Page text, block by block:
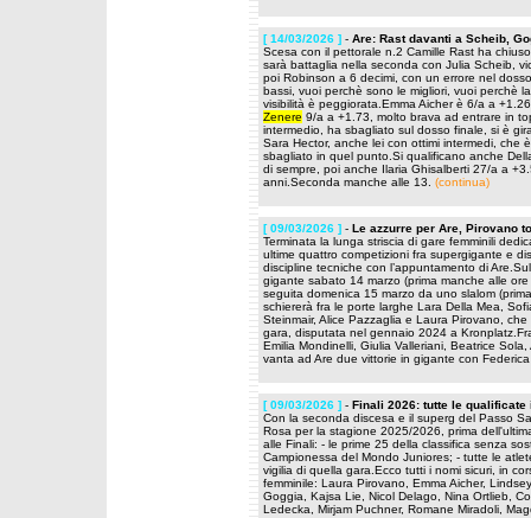
[ 14/03/2026 ] - Are: Rast davanti a Scheib,
Scesa con il pettorale n.2 Camille Rast ha
sarà battaglia nella seconda con Julia Scheib,
poi Robinson a 6 decimi, con un errore nel
bassi, vuoi perchè sono le migliori, vuoi perchè
visibilità è peggiorata.Emma Aicher è 6/a a
Zenere 9/a a +1.73, molto brava ad entrare in
intermedio, ha sbagliato sul dosso finale, si è
Sara Hector, anche lei con ottimi intermedi, che
sbagliato in quel punto.Si qualificano anche
di sempre, poi anche Ilaria Ghisalberti 27/a a
anni.Seconda manche alle 13. (continua)
[ 09/03/2026 ] - Le azzurre per Are, Pirovano
Terminata la lunga striscia di gare femminili
ultime quattro competizioni fra supergigante e
discipline tecniche con l’appuntamento di
gigante sabato 14 marzo (prima manche alle
seguita domenica 15 marzo da uno slalom
schiererà fra le porte larghe Lara Della Mea,
Steinmair, Alice Pazzaglia e Laura Pirovano,
gara, disputata nel gennaio 2024 a
Emilia Mondinelli, Giulia Valleriani, Beatrice
vanta ad Are due vittorie in gigante con
[ 09/03/2026 ] - Finali 2026: tutte le
Con la seconda discesa e il superg del Passo
Rosa per la stagione 2025/2026, prima
alle Finali: - le prime 25 della classifica senza
Campionessa del Mondo Juniores; - tutte le
vigilia di quella gara.Ecco tutti i nomi sicuri, in
femminile: Laura Pirovano, Emma Aicher,
Goggia, Kajsa Lie, Nicol Delago, Nina Ortlieb,
Ledecka, Mirjam Puchner, Romane Miradoli,